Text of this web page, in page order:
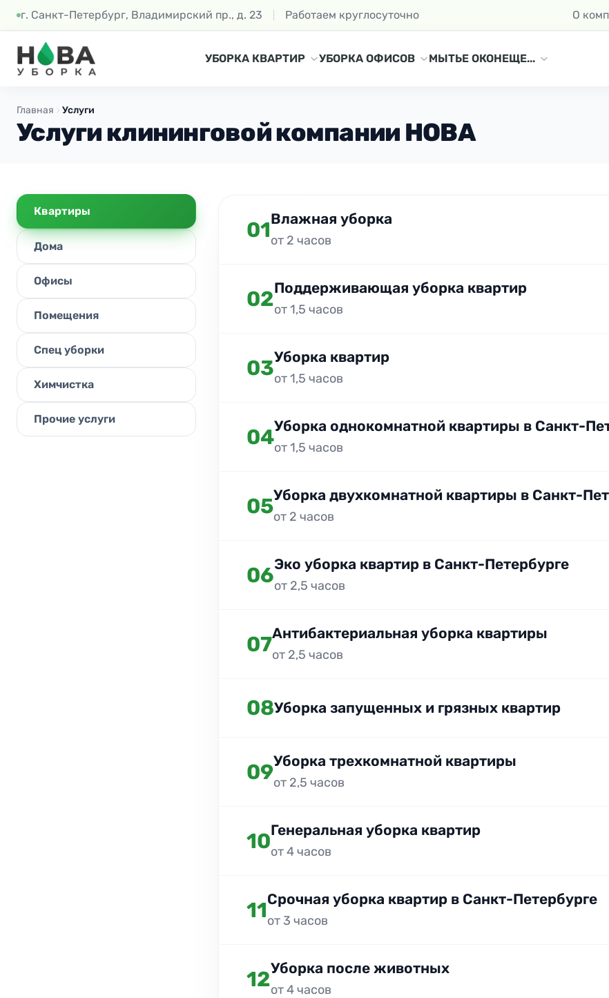
г. Санкт-Петербург, Владимирский пр., д. 23 Работаем круглосуточно О
УБОРКА КВАРТИР УБОРКА ОФИСОВ МЫТЬЕ ОКОНЕЩЕ...
Главная Услуги
Услуги клининговой компании НОВА
Квартиры
Дома
Офисы
Помещения
Спец уборки
Химчистка
Прочие услуги
01Влажная уборка
от 2 часов
02Поддерживающая уборка квартир
от 1,5 часов
03Уборка квартир
от 1,5 часов
04Уборка однокомнатной квартиры в Санкт-
от 1,5 часов
05Уборка двухкомнатной квартиры в Санкт-
от 2 часов
06Эко уборка квартир в Санкт-Петербурге
от 2,5 часов
07Антибактериальная уборка квартиры
от 2,5 часов
08Уборка запущенных и грязных квартир
09Уборка трехкомнатной квартиры
от 2,5 часов
10Генеральная уборка квартир
от 4 часов
11Срочная уборка квартир в Санкт-Петербурге
от 3 часов
12Уборка после животных
от 4 часов